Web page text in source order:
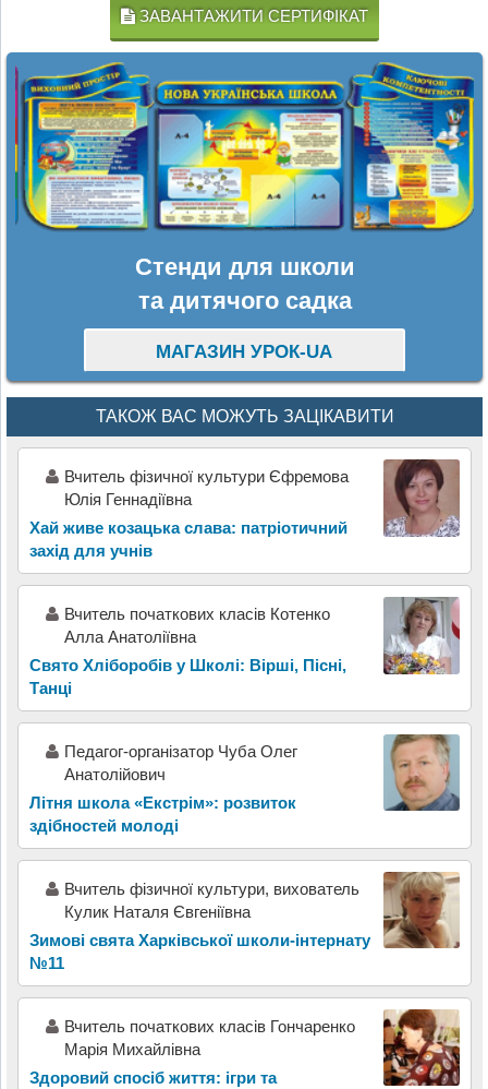
ЗАВАНТАЖИТИ СЕРТИФІКАТ
Стенди для школи
та дитячого садка
МАГАЗИН УРОК-UA
ТАКОЖ ВАС МОЖУТЬ ЗАЦІКАВИТИ
Вчитель фізичної культури Єфремова
Юлія Геннадіївна
Хай живе козацька слава: патріотичний
захід для учнів
Вчитель початкових класів Котенко
Алла Анатоліївна
Свято Хліборобів у Школі: Вірші, Пісні,
Танці
Педагог-організатор Чуба Олег
Анатолійович
Літня школа «Екстрім»: розвиток
здібностей молоді
Вчитель фізичної культури, вихователь
Кулик Наталя Євгеніївна
Зимові свята Харківської школи-інтернату
№11
Вчитель початкових класів Гончаренко
Марія Михайлівна
Здоровий спосіб життя: ігри та